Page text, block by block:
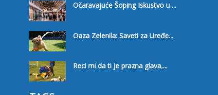
Očaravajuće Šoping Iskustvo u ...
Oaza Zelenila: Saveti za Uređe...
Reci mi da ti je prazna glava,...